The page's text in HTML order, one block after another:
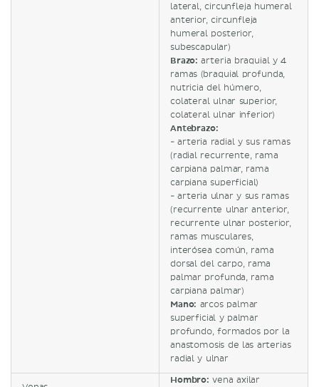
lateral, circunfleja humeral
anterior, circunfleja
humeral posterior,
subescapular)
Brazo: arteria braquial y 4
ramas (braquial profunda,
nutricia del húmero,
colateral ulnar superior,
colateral ulnar inferior)
Antebrazo:
- arteria radial y sus ramas
(radial recurrente, rama
carpiana palmar, rama
carpiana superficial)
- arteria ulnar y sus ramas
(recurrente ulnar anterior,
recurrente ulnar posterior,
ramas musculares,
interósea común, rama
dorsal del carpo, rama
palmar profunda, rama
carpiana palmar)
Mano: arcos palmar
superficial y palmar
profundo, formados por la
anastomosis de las arterias
radial y ulnar
Hombro: vena axilar